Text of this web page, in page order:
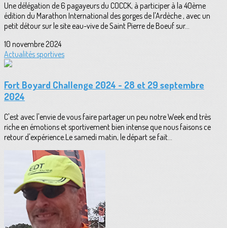
Une délégation de 6 pagayeurs du COCCK, à participer à la 40ème
édition du Marathon International des gorges de l'Ardèche , avec un
petit détour sur le site eau-vive de Saint Pierre de Boeuf sur...
10 novembre 2024
Actualités sportives
Fort Boyard Challenge 2024 - 28 et 29 septembre
2024
C'est avec l'envie de vous faire partager un peu notre Week end très
riche en émotions et sportivement bien intense que nous faisons ce
retour d'expérience.Le samedi matin, le départ se fait...